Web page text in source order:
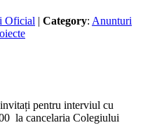
Oficial | Category: Anunturi
pentru interviul cu
la cancelaria Colegiului